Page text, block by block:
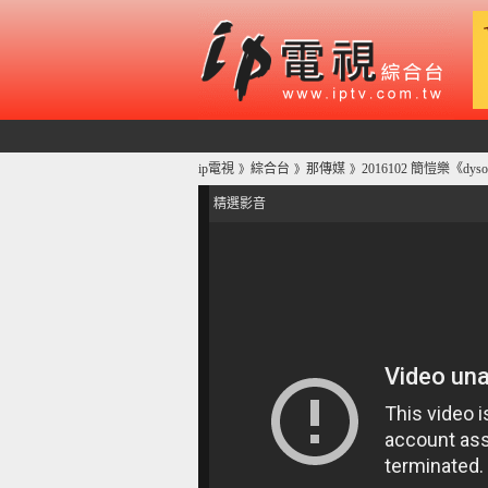
ip電視 》 綜合台 》 那傳媒 》 2016102 簡愷樂《
精選影音